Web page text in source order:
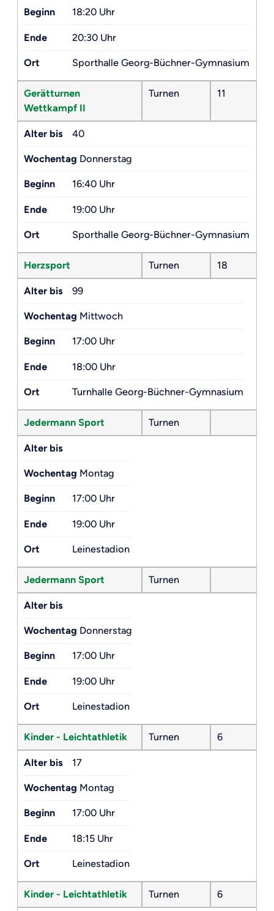
Beginn 18:20 Uhr
Ende 20:30 Uhr
Ort Sporthalle Georg-Büchner-Gymnasium
Gerätturnen
Wettkampf II
Turnen 11
Alter bis 40
Wochentag Donnerstag
Beginn 16:40 Uhr
Ende 19:00 Uhr
Ort Sporthalle Georg-Büchner-Gymnasium
Herzsport Turnen 18
Alter bis 99
Wochentag Mittwoch
Beginn 17:00 Uhr
Ende 18:00 Uhr
Ort Turnhalle Georg-Büchner-Gymnasium
Jedermann Sport Turnen
Alter bis
Wochentag Montag
Beginn 17:00 Uhr
Ende 19:00 Uhr
Ort Leinestadion
Jedermann Sport Turnen
Alter bis
Wochentag Donnerstag
Beginn 17:00 Uhr
Ende 19:00 Uhr
Ort Leinestadion
Kinder - Leichtathletik Turnen 6
Alter bis 17
Wochentag Montag
Beginn 17:00 Uhr
Ende 18:15 Uhr
Ort Leinestadion
Kinder - Leichtathletik Turnen 6